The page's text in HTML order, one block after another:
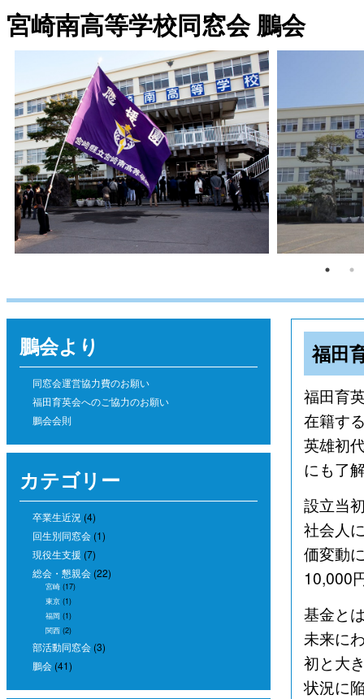
宮崎南高等学校同窓会 鵬会
鵬会より
同窓会運営協力費のお願い
福田育英会へのご協力のお願い
鵬会会則
カテゴリー
卒業生近況 (4)
回生別同窓会 (1)
現役生支援 (7)
総会・懇親会 (22)
宮崎 (17)
東京 (1)
福岡 (1)
関西 (2)
部活動同窓会 (3)
鵬会 (41)
福田
福田育
在籍す
英雄初
にも了
設立当
社会人
価変動
10,000
基金と
未来に
初と大
状況に